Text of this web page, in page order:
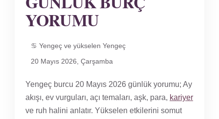
YORUMU
♋ Yengeç ve yükselen Yengeç
20 Mayıs 2026, Çarşamba
Yengeç burcu 20 Mayıs 2026 günlük yorumu; Ay
akışı, ev vurguları, açı temaları, aşk, para, kariyer
ve ruh halini anlatır. Yükselen etkilerini somut